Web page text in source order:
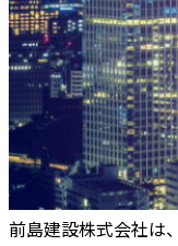
前島建設株式会社は